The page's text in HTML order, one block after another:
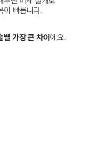
이 빠릅니다.
가장 큰 차이에요.